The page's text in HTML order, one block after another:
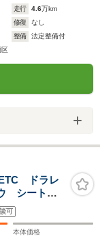
走行 4.6万km
修復
なし
整備
法定整備付
区
ドラレ
シートヒ
ブレー
ステアリ
可
本体価格